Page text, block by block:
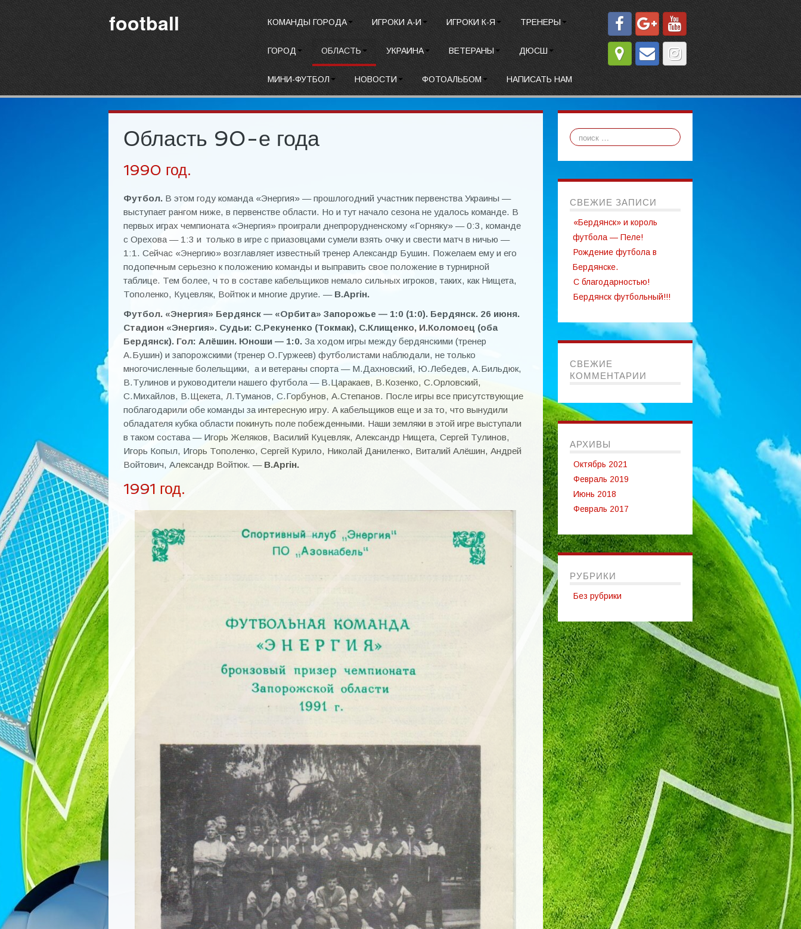
football КОМАНДЫ ГОРОДА ИГРОКИ А-И ИГРОКИ К-Я ТРЕНЕРЫ
ГОРОД ОБЛАСТЬ УКРАИНА ВЕТЕРАНЫ ДЮСШ
МИНИ-ФУТБОЛ НОВОСТИ ФОТОАЛЬБОМ НАПИСАТЬ НАМ
Область 90-е года
1990 год.
Футбол. В этом году команда «Энергия» — прошлогодний участник первенства Украины —
выступает рангом ниже, в первенстве области. Но и тут начало сезона не удалось команде. В
первых играх чемпионата «Энергия» проиграли днепрорудненскому «Горняку» — 0:3, команде
с Орехова — 1:3 и только в игре с приазовцами сумели взять очку и свести матч в ничью —
1:1. Сейчас «Энергию» возглавляет известный тренер Александр Бушин. Пожелаем ему и его
подопечным серьезно к положению команды и выправить свое положение в турнирной
таблице. Тем более, ч то в составе кабельщиков немало сильных игроков, таких, как Нищета,
Тополенко, Куцевляк, Войтюк и многие другие. — В.Аргiн.
Футбол. «Энергия» Бердянск — «Орбита» Запорожье — 1:0 (1:0). Бердянск. 26 июня.
Стадион «Энергия». Судьи: С.Рекуненко (Токмак), С.Клищенко, И.Коломоец (оба
Бердянск). Гол: Алёшин. Юноши — 1:0. За ходом игры между бердянскими (тренер
А.Бушин) и запорожскими (тренер О.Гуржеев) футболистами наблюдали, не только
многочисленные болельщики, а и ветераны спорта — М.Дахновский, Ю.Лебедев, А.Бильдюк,
В.Тулинов и руководители нашего футбола — В.Царакаев, В.Козенко, С.Орловский,
С.Михайлов, В.Щекета, Л.Туманов, С.Горбунов, А.Степанов. После игры все присутствующие
поблагодарили обе команды за интересную игру. А кабельщиков еще и за то, что вынудили
обладателя кубка области покинуть поле побежденными. Наши земляки в этой игре выступали
в таком состава — Игорь Желяков, Василий Куцевляк, Александр Нищета, Сергей Тулинов,
Игорь Копыл, Игорь Тополенко, Сергей Курило, Николай Даниленко, Виталий Алёшин, Андрей
Войтович, Александр Войтюк. — В.Аргiн.
1991 год.
СВЕЖИЕ ЗАПИСИ
«Бердянск» и король
футбола — Пеле!
Рождение футбола в
Бердянске.
С благодарностью!
Бердянск футбольный!!!
СВЕЖИЕ
КОММЕНТАРИИ
АРХИВЫ
Октябрь 2021
Февраль 2019
Июнь 2018
Февраль 2017
РУБРИКИ
Без рубрики